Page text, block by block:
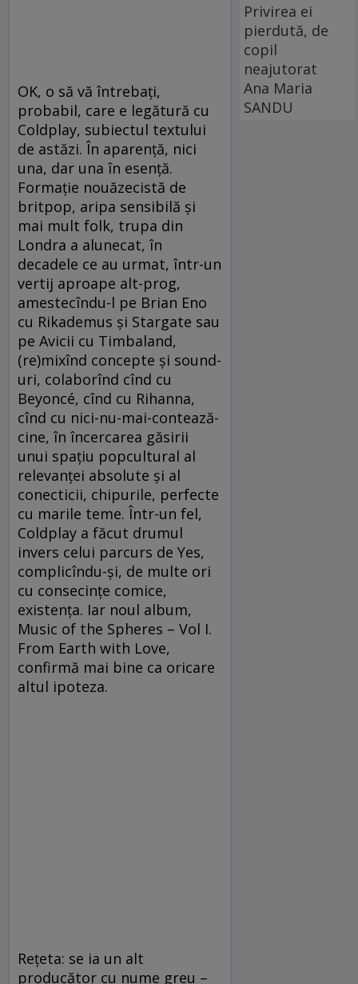
OK, o să vă întrebați,
probabil, care e legătură cu
Coldplay, subiectul textului
de astăzi. În aparență, nici
una, dar una în esență.
Formație nouăzecistă de
britpop, aripa sensibilă și
mai mult folk, trupa din
Londra a alunecat, în
decadele ce au urmat, într-un
vertij aproape alt-prog,
amestecîndu-l pe Brian Eno
cu Rikademus și Stargate sau
pe Avicii cu Timbaland,
(re)mixînd concepte și sound-
uri, colaborînd cînd cu
Beyoncé, cînd cu Rihanna,
cînd cu nici-nu-mai-contează-
cine, în încercarea găsirii
unui spațiu popcultural al
relevanței absolute și al
conecticii, chipurile, perfecte
cu marile teme. Într-un fel,
Coldplay a făcut drumul
invers celui parcurs de Yes,
complicîndu-și, de multe ori
cu consecințe comice,
existența. Iar noul album,
Music of the Spheres – Vol I.
From Earth with Love,
confirmă mai bine ca oricare
altul ipoteza.
Rețeta: se ia un alt
producător cu nume greu –
Privirea ei
pierdută, de
copil
neajutorat
Ana Maria
SANDU